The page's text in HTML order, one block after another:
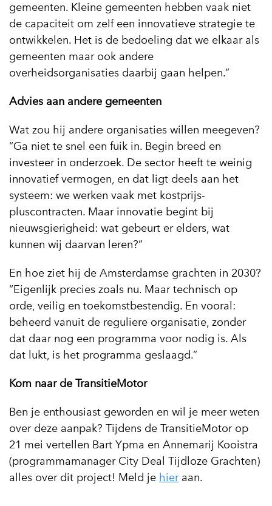
gemeenten. Kleine gemeenten hebben vaak niet
de capaciteit om zelf een innovatieve strategie te
ontwikkelen. Het is de bedoeling dat we elkaar als
gemeenten maar ook andere
overheidsorganisaties daarbij gaan helpen.”
Advies aan andere gemeenten
Wat zou hij andere organisaties willen meegeven?
“Ga niet te snel een fuik in. Begin breed en
investeer in onderzoek. De sector heeft te weinig
innovatief vermogen, en dat ligt deels aan het
systeem: we werken vaak met kostprijs-
pluscontracten. Maar innovatie begint bij
nieuwsgierigheid: wat gebeurt er elders, wat
kunnen wij daarvan leren?”
En hoe ziet hij de Amsterdamse grachten in 2030?
“Eigenlijk precies zoals nu. Maar technisch op
orde, veilig en toekomstbestendig. En vooral:
beheerd vanuit de reguliere organisatie, zonder
dat daar nog een programma voor nodig is. Als
dat lukt, is het programma geslaagd.”
Kom naar de TransitieMotor
Ben je enthousiast geworden en wil je meer weten
over deze aanpak? Tijdens de TransitieMotor op
21 mei vertellen Bart Ypma en Annemarij Kooistra
(programmamanager City Deal Tijdloze Grachten)
alles over dit project! Meld je hieraan.